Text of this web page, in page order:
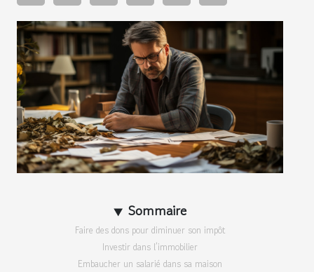
Sommaire
Faire des dons pour diminuer son impôt
Investir dans l’immobilier
Embaucher un salarié dans sa maison